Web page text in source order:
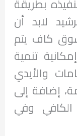
بطريقة
لابد أن
كاف يتم
تنمية
والأيدي
إضافة إلى
الكافي وفي